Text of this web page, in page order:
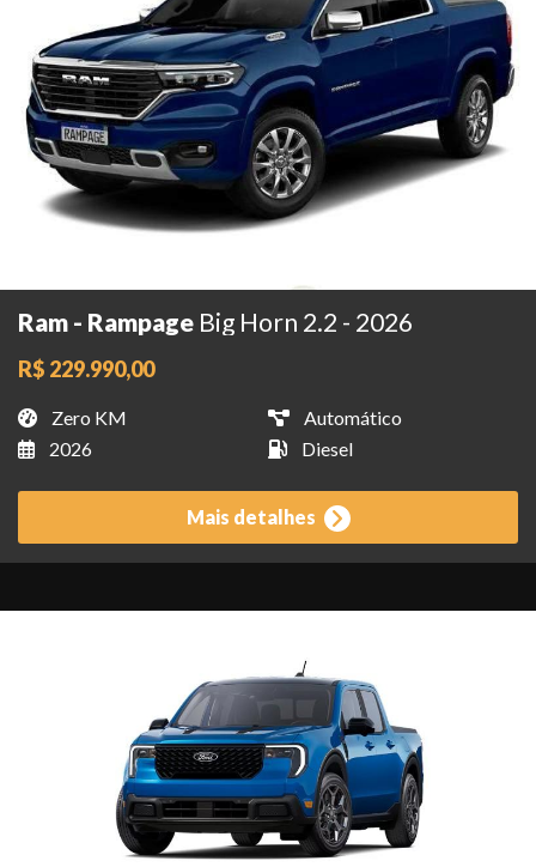
Ram - Rampage Big Horn 2.2 - 2026
R$ 229.990,00
Zero KM
Automático
2026
Diesel
Mais detalhes